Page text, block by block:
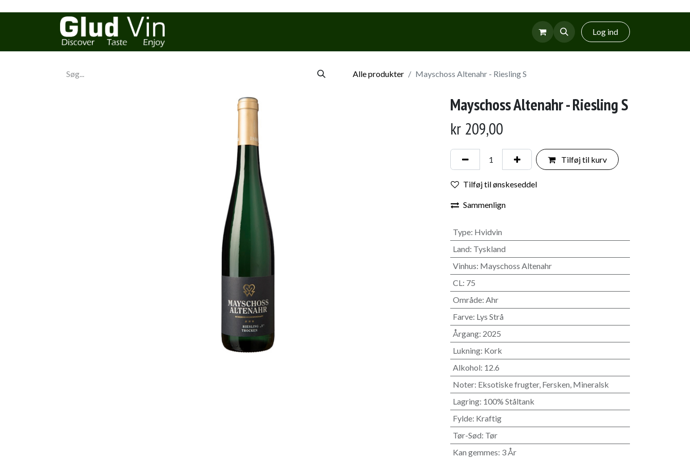
Log ind
Alle produkter Mayschoss Altenahr - Riesling S
Mayschoss Altenahr - Riesling S
kr 209,00
Tilføj til kurv
Tilføj til ønskeseddel
Sammenlign
Type: Hvidvin
Land: Tyskland
Vinhus: Mayschoss Altenahr
CL : 75
Område: Ahr
Farve: Lys Strå
Årgang: 2025
Lukning: Kork
Alkohol: 12.6
Noter: Eksotiske frugter, Fersken Mineralsk
Lagring: 100% Ståltank
Fylde: Kraftig
Tør-Sød: Tør
Kan gemmes: 3 År